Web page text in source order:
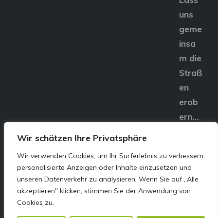
Wir schätzen Ihre Privatsphäre
Wir verwenden Cookies, um Ihr Surferlebnis zu verbessern,
personalisierte Anzeigen oder Inhalte einzusetzen und
unseren Datenverkehr zu analysieren. Wenn Sie auf „Alle
akzeptieren" klicken, stimmen Sie der Anwendung von
Cookies zu.
uns
geme
insa
m die
Straß
en
erob
ern…
© E&S Motors GmbH,
Linzer Straße 83 4240
Freistadt